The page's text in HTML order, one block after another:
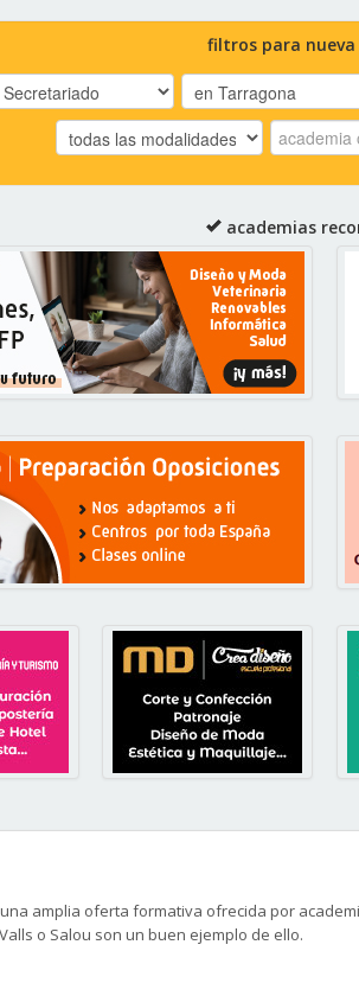
filtros para nueva
academias
amplia oferta formativa ofrecida por
o Salou son un buen ejemplo de ello.